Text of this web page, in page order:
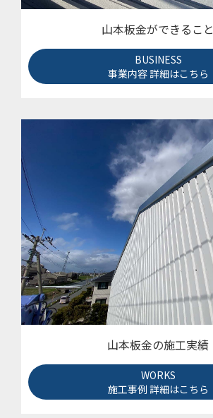
山本板金ができること
BUSINESS
事業内容 詳細はこちら
山本板金の施工実績
WORKS
施工事例 詳細はこちら